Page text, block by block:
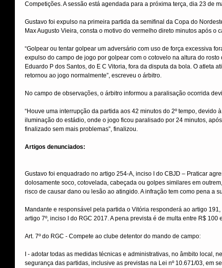
Competições. A sessão está agendada para a próxima terça, dia 23 de
Gustavo foi expulso na primeira partida da semifinal da Copa do
Max Augusto Vieira, consta o motivo do vermelho direto minutos após o
“Golpear ou tentar golpear um adversário com uso de força excessiva
expulso do campo de jogo por golpear com o cotovelo na altura do
Eduardo P dos Santos, do E C Vitoria, fora da disputa da bola. O atleta
retornou ao jogo normalmente”, escreveu o árbitro.
No campo de observações, o árbitro informou a paralisação ocorrida
“Houve uma interrupção da partida aos 42 minutos do 2º tempo,
iluminação do estádio, onde o jogo ficou paralisado por 24 minutos,
finalizado sem mais problemas”, finalizou.
Artigos denunciados:
Gustavo foi enquadrado no artigo 254-A, inciso I do CBJD – Praticar
dolosamente soco, cotovelada, cabeçada ou golpes similares em
risco de causar dano ou lesão ao atingido. A infração tem como pena a
Mandante e responsável pela partida o Vitória responderá ao artigo
artigo 7º, inciso I do RGC 2017. A pena prevista é de multa entre R$ 100
Art. 7º do RGC - Compete ao clube detentor do mando de campo:
I - adotar todas as medidas técnicas e administrativas, no âmbito local,
segurança das partidas, inclusive as previstas na Lei nº 10.671/03, em